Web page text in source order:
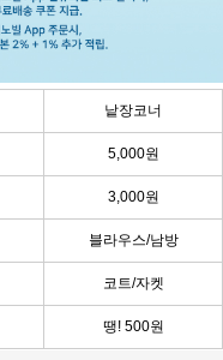
낱장코너
5,000원
3,000원
블라우스/남방
코트/자켓
땡! 500원